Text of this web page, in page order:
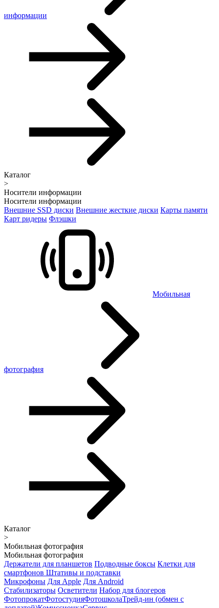
информации
Каталог
>
Носители информации
Носители информации
Внешние SSD диски Внешние жесткие диски Карты памяти
Карт ридеры Флэшки
Мобильная
фотография
Каталог
>
Мобильная фотография
Мобильная фотография
Держатели для планшетов Подводные боксы Клетки для
смартфонов Штативы и подставки
Микрофоны Для Apple Для Android
Стабилизаторы Осветители Набор для блогеров
ФотопрокатФотостудияФотошколаТрейд-ин (обмен с